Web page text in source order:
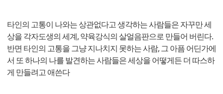
타인의 고통이 나와는 상관없다고 생각하는 사람들은 자꾸만 세
상을 각자도생의 세계, 약육강식의 살얼음판으로 만들어 버린다.
반면 타인의 고통을 그냥 지나치지 못하는 사람, 그 아픔 어딘가에
서 또 하나의 나를 발견하는 사람들은 세상을 어떻게든 더 따스하
게 만들려고 애쓴다